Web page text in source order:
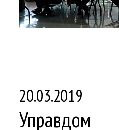
20.03.2019
Управдом